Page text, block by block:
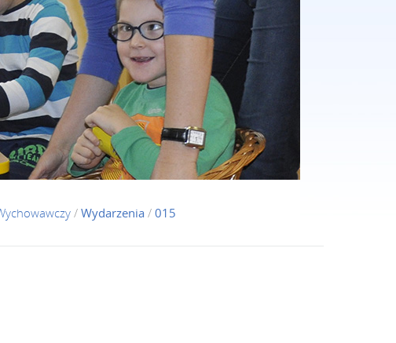
/ Wydarzenia / 015